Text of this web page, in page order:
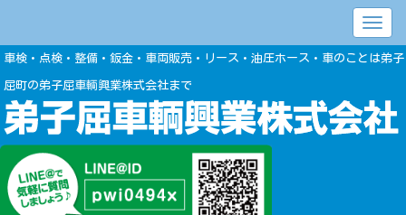
車検・点検・整備・鈑金・車両販売・リース・油圧ホース・車のことは弟子
屈町の弟子屈車輌興業株式会社まで